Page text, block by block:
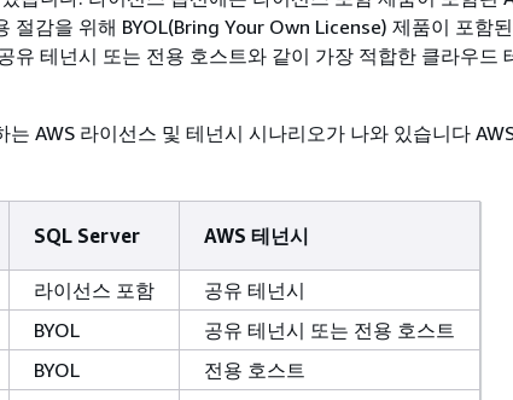
절감을 위해 BYOL(Bring Your Own License) 제품이 포함
유 테넌시 또는 전용 호스트와 같이 가장 적합한 클라우드
는 AWS 라이선스 및 테넌시 시나리오가 나와 있습니다
SQL Server AWS 테넌시
라이선스 포함
공유 테넌시
BYOL
공유 테넌시 또는 전용 호스트
BYOL
전용 호스트